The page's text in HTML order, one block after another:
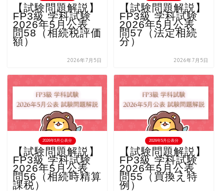
【試験問題解説】
FP3級 学科試験
2026年5月公表
問58（相続税評価
額）
2026年7月5日
【試験問題解説】
FP3級 学科試験
2026年5月公表
問57（法定相続
分）
2026年7月5日
2026年5月公表分
【試験問題解説】
FP3級 学科試験
2026年5月公表
問56（相続時精算
課税）
2026年5月公表分
【試験問題解説】
FP3級 学科試験
2026年5月公表
問55（買換え特
例）